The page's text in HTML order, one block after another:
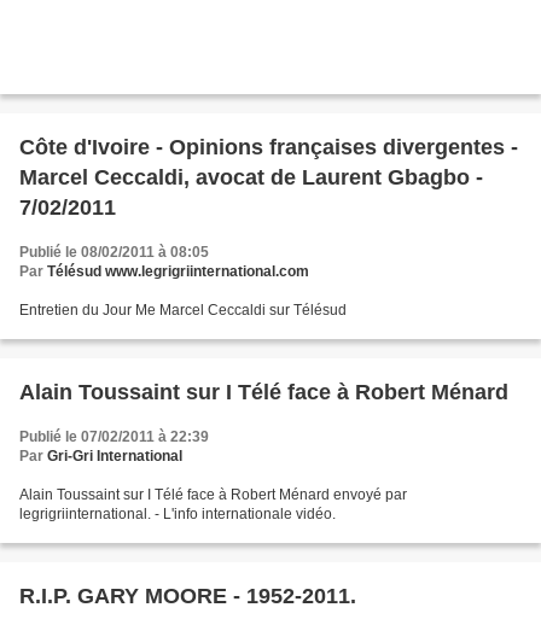
Côte d'Ivoire - Opinions françaises divergentes -
Marcel Ceccaldi, avocat de Laurent Gbagbo -
7/02/2011
Publié le 08/02/2011 à 08:05
Par Télésud www.legrigriinternational.com
Entretien du Jour Me Marcel Ceccaldi sur Télésud
Alain Toussaint sur I Télé face à Robert Ménard
Publié le 07/02/2011 à 22:39
Par Gri-Gri International
Alain Toussaint sur I Télé face à Robert Ménard envoyé par
legrigriinternational. - L'info internationale vidéo.
R.I.P. GARY MOORE - 1952-2011.